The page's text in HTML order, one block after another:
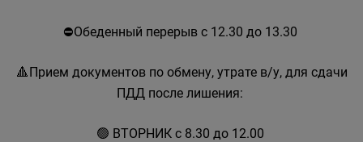
⛔Обеденный перерыв с 12.30 до 13.30
🔺Прием документов по обмену, утрате в/у, для сдачи
ПДД после лишения:
🟢 ВТОРНИК с 8.30 до 12.00